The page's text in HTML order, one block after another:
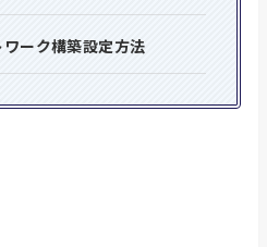
ーク構築設定方法